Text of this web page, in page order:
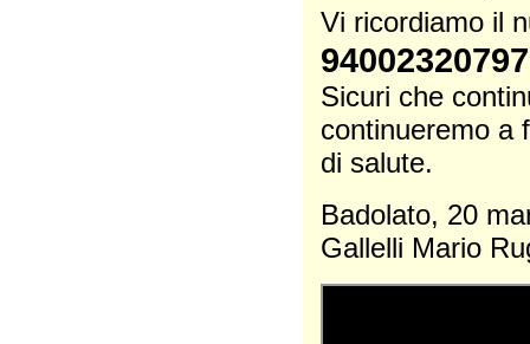
Vi ricordiamo il
Sicuri che
continueremo a
di salute.
Gallelli Mario